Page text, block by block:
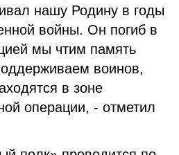
нашу Родину в годы
войны. Он погиб в
мы чтим память
воинов,
в зоне
операции, - отметил